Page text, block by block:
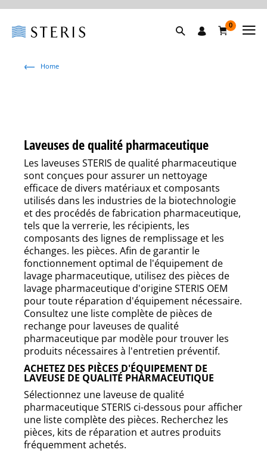
0
Home
Laveuses de qualité pharmaceutique
Les laveuses STERIS de qualité pharmaceutique
sont conçues pour assurer un nettoyage
efficace de divers matériaux et composants
utilisés dans les industries de la biotechnologie
et des procédés de fabrication pharmaceutique,
tels que la verrerie, les récipients, les
composants des lignes de remplissage et les
échanges. les pièces. Afin de garantir le
fonctionnement optimal de l'équipement de
lavage pharmaceutique, utilisez des pièces de
lavage pharmaceutique d'origine STERIS OEM
pour toute réparation d'équipement nécessaire.
Consultez une liste complète de pièces de
rechange pour laveuses de qualité
pharmaceutique par modèle pour trouver les
produits nécessaires à l'entretien préventif.
ACHETEZ DES PIÈCES D'ÉQUIPEMENT DE
LAVEUSE DE QUALITÉ PHARMACEUTIQUE
Sélectionnez une laveuse de qualité
pharmaceutique STERIS ci-dessous pour afficher
une liste complète des pièces. Recherchez les
pièces, kits de réparation et autres produits
fréquemment achetés.